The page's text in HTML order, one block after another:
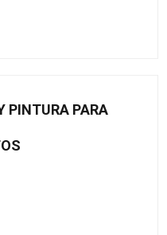
PINTURA PARA